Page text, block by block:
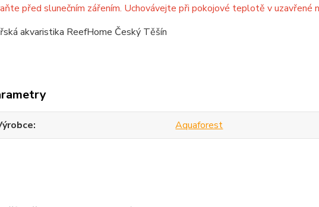
před slunečním zářením. Uchovávejte při pokojové teplotě v uzavřené
akvaristika ReefHome Český Těšín
Aquaforest